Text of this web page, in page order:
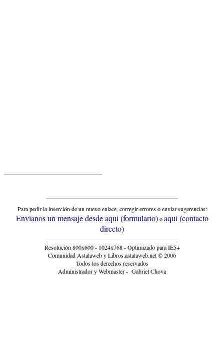
Para pedir la inserción de un nuevo enlace, corregir errores o enviar sugerencias:
Envíanos un mensaje desde aqui (formulario)oaquí (contacto
directo)
Resolución 800x600 - 1024x768 - Optimizado para IE5+
Comunidad Astalaweb y Libros.astalaweb.net © 2006
Todos los derechos reservados
Administrador y Webmaster - Gabriel Chova